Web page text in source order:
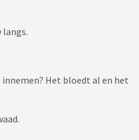
langs.
Het bloedt al en het